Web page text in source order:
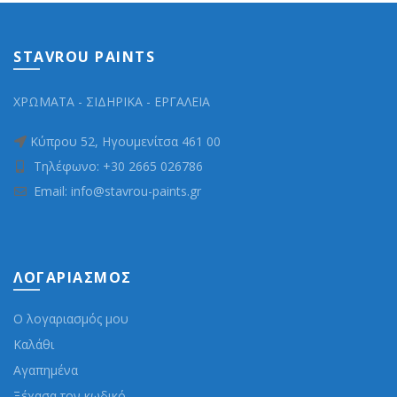
STAVROU PAINTS
ΧΡΩΜΑΤΑ - ΣΙΔΗΡΙΚΑ - ΕΡΓΑΛΕΙΑ
Κύπρου 52, Ηγουμενίτσα 461 00
Τηλέφωνο: +30 2665 026786
Email: info@stavrou-paints.gr
ΛΟΓΑΡΙΑΣΜΌΣ
Ο λογαριασμός μου
Καλάθι
Αγαπημένα